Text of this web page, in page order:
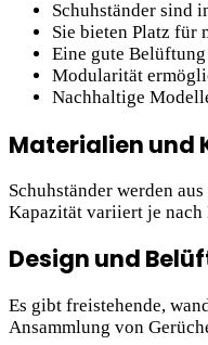
Schuhständer sind
Sie bieten Platz für
Eine gute
Modularität
Nachhaltige
Materialien und
Schuhständer werden
Kapazität variiert je nach
Design und
Es gibt freistehende,
Ansammlung von